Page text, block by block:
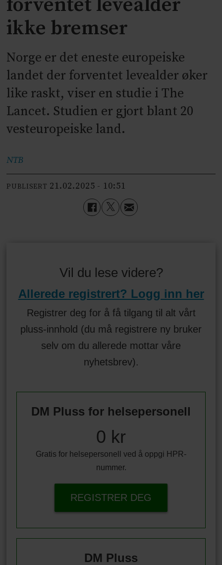
forventet levealder
ikke bremser
Norge er det eneste europeiske
landet der forventet levealder øker
like raskt, viser en studie i The
Lancet. Studien er gjort blant 20
vesteuropeiske land.
NTB
PUBLISERT 21.02.2025 - 10:51
Vil du lese videre?
Allerede registrert? Logg inn her
Registrer deg for å få tilgang til alt vårt
pluss-innhold (du må registrere ny bruker
selv om du allerede mottar våre
nyhetsbrev).
DM Pluss for helsepersonell
0 kr
Gratis for helsepersonell ved å oppgi HPR-
nummer.
REGISTRER DEG
DM Pluss